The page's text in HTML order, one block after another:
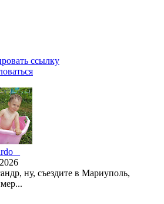
ссылку
_
ну, съездите в Мариуполь,